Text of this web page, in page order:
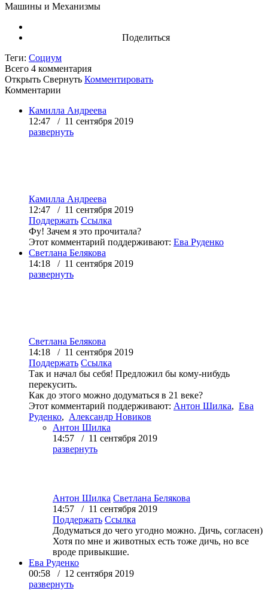
Машины и Механизмы
Поделиться
Теги: Социум
Всего 4 комментария
Открыть Свернуть Комментировать
Комментарии
Камилла Андреева
12:47 / 11 сентября 2019
развернуть
Камилла Андреева
12:47 / 11 сентября 2019
Поддержать Ссылка
Фу! Зачем я это прочитала?
Этот комментарий поддерживают: Ева Руденко
Светлана Белякова
14:18 / 11 сентября 2019
развернуть
Светлана Белякова
14:18 / 11 сентября 2019
Поддержать Ссылка
Так и начал бы себя! Предложил бы кому-нибудь
перекусить.
Как до этого можно додуматься в 21 веке?
Этот комментарий поддерживают: Антон Шилка, Ева
Руденко, Александр Новиков
Антон Шилка
14:57 / 11 сентября 2019
развернуть
Антон Шилка Светлана Белякова
14:57 / 11 сентября 2019
Поддержать Ссылка
Додуматься до чего угодно можно. Дичь, согласен)
Хотя по мне и животных есть тоже дичь, но все
вроде привыкшие.
Ева Руденко
00:58 / 12 сентября 2019
развернуть